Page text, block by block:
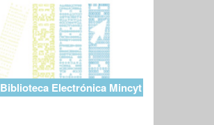
Biblioteca Electrónica Mincyt